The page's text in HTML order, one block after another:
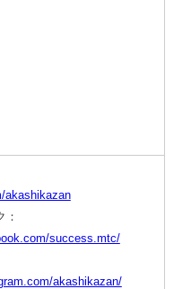
akashikazan
：
success.mtc/
akashikazan/